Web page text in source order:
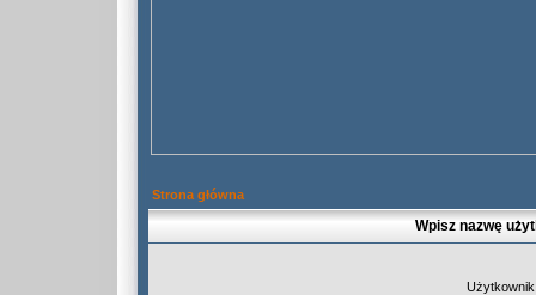
Strona główna
Wpisz nazwę